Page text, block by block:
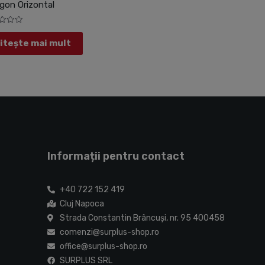
Orizontal
mai mult
Informații pentru contact
+40 722 152 419
Cluj Napoca
Strada Constantin Brâncuşi, nr. 95 400458
comenzi@surplus-shop.ro
office@surplus-shop.ro
SURPLUS SRL